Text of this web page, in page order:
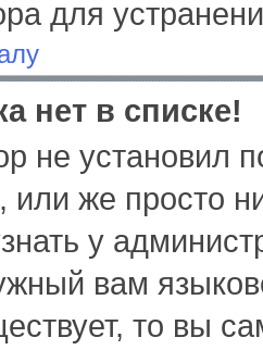
для
нет в списке!
не установил
или же просто
у
вам
то вы